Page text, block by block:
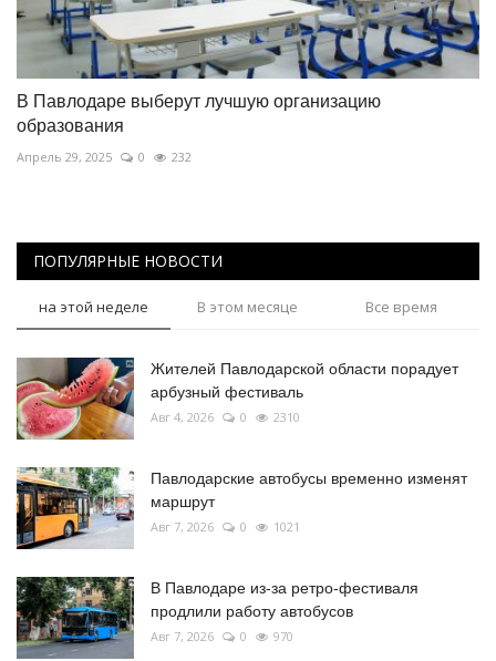
В Павлодаре выберут лучшую организацию
образования
Апрель 29, 2025 0 232
ПОПУЛЯРНЫЕ НОВОСТИ
на этой неделе В этом месяце Все время
Жителей Павлодарской области порадует
арбузный фестиваль
Авг 4, 2026 0 2310
Павлодарские автобусы временно изменят
маршрут
Авг 7, 2026 0 1021
В Павлодаре из-за ретро-фестиваля
продлили работу автобусов
Авг 7, 2026 0 970